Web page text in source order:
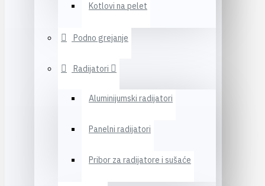
Kotlovi na pelet
Podno grejanje
Radijatori
Aluminijumski radijatori
Panelni radijatori
Pribor za radijatore i sušaće